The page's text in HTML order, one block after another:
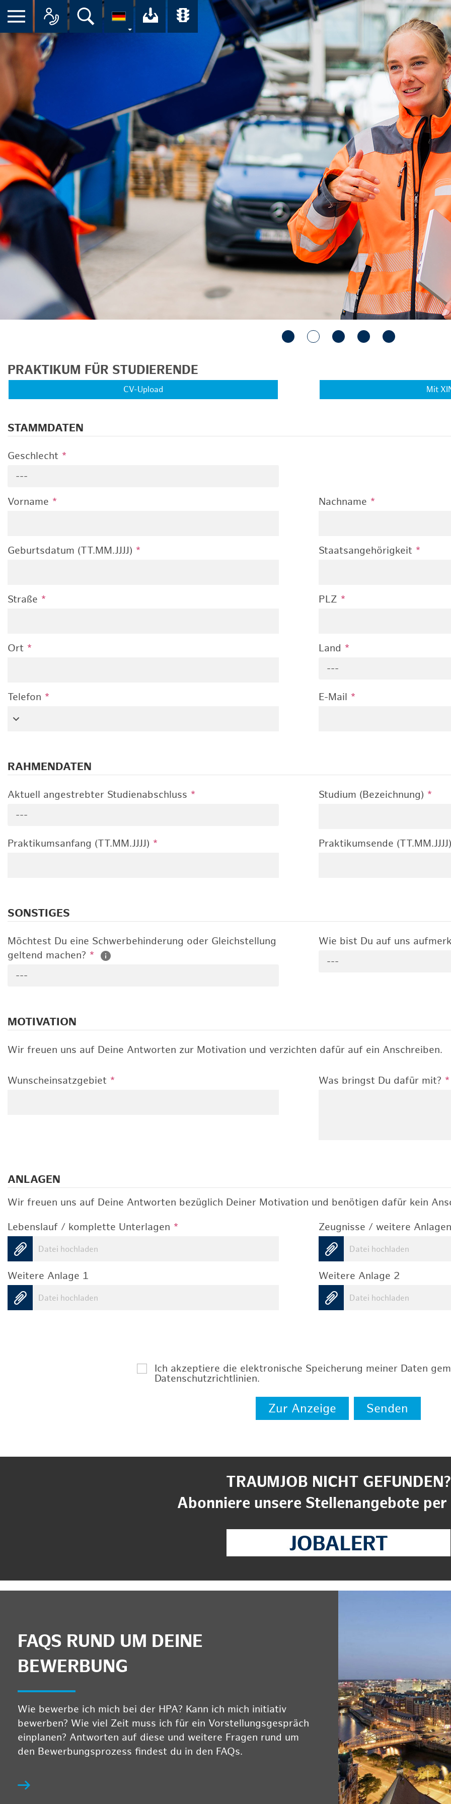
Suche Ihr Download-Center der HPA
Übersicht aller Verkehrsmeldungen im Hafen am
PRAKTIKUM FÜR STUDIERENDE
CV-Upload Mit
STAMMDATEN
Geschlecht *
---
Vorname * Nachname *
Geburtsdatum (TT.MM.JJJJ) * Staatsangehörigkeit *
Straße * PLZ *
Ort * Land *
---
Telefon * E-Mail *
RAHMENDATEN
Aktuell angestrebter Studienabschluss *
---
Studium (Bezeichnung) *
Praktikumsanfang (TT.MM.JJJJ) * Praktikumsende
SONSTIGES
Möchtest Du eine Schwerbehinderung oder Gleichstellung
geltend machen? *
---
Wie bist Du auf uns
---
MOTIVATION
Wir freuen uns auf Deine Antworten zur Motivation und verzichten dafür auf ein Anschreiben.
Wunscheinsatzgebiet * Was bringst Du dafür mit? *
ANLAGEN
Wir freuen uns auf Deine Antworten bezüglich Deiner Motivation und benötigen dafür kein
Lebenslauf / komplette Unterlagen *
Datei hochladen
Zeugnisse / weitere
Datei hochladen
Weitere Anlage 1
Datei hochladen
Weitere Anlage 2
Datei hochladen
Ich akzeptiere die elektronische Speicherung meiner Daten
Datenschutzrichtlinien.
Zur Anzeige Senden
TRAUMJOB NICHT GEFUNDEN?
Abonniere unsere Stellenangebote per
FAQS RUND UM DEINE
BEWERBUNG
Wie bewerbe ich mich bei der HPA? Kann ich mich initiativ
bewerben? Wie viel Zeit muss ich für ein Vorstellungsgespräch
einplanen? Antworten auf diese und weitere Fragen rund um
den Bewerbungsprozess findest du in den FAQs.